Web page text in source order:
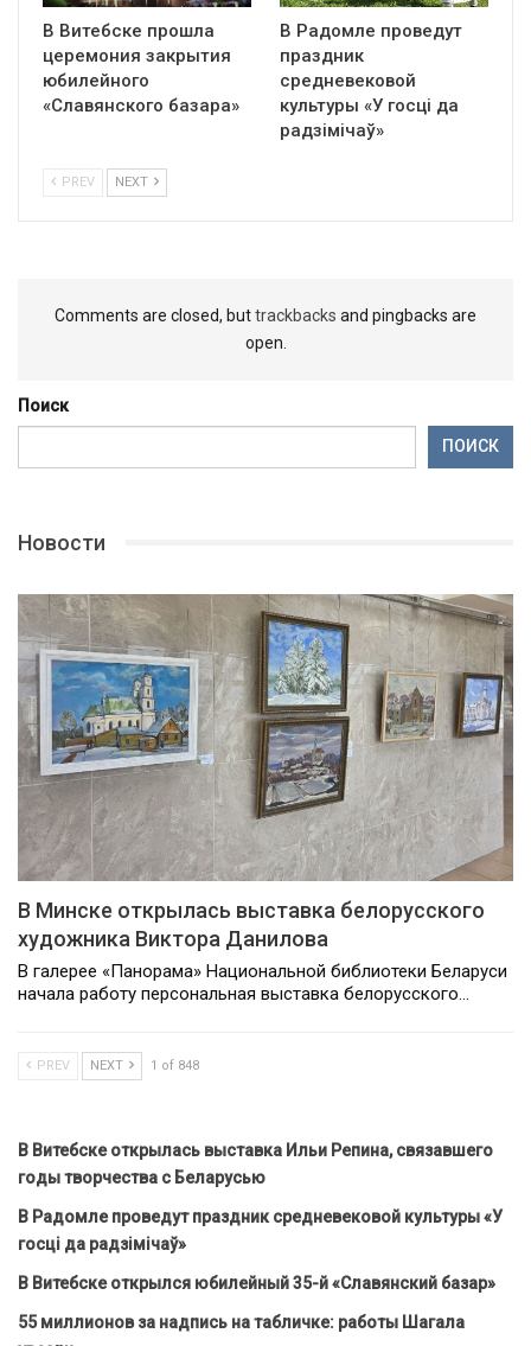
В Витебске прошла
церемония закрытия
юбилейного
«Славянского базара»
В Радомле проведут
праздник
средневековой
культуры «У госці да
радзімічаў»
PREV NEXT
Comments are closed, buttrackbacks and pingbacks are
open.
Поиск
ПОИСК
Новости
В Минске открылась выставка белорусского
художника Виктора Данилова
В галерее «Панорама» Национальной библиотеки Беларуси
начала работу персональная выставка белорусского…
PREV NEXT 1 of 848
В Витебске открылась выставка Ильи Репина, связавшего
годы творчества с Беларусью
В Радомле проведут праздник средневековой культуры «У
госці да радзімічаў»
В Витебске открылся юбилейный 35-й «Славянский базар»
55 миллионов за надпись на табличке: работы Шагала